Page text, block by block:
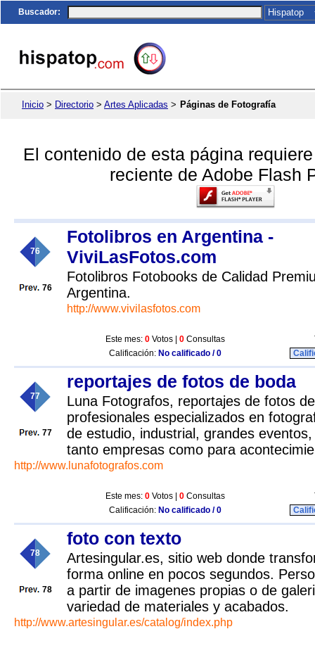
Buscador:
Inicio > Directorio > Artes Aplicadas > Páginas de Fotografía
El contenido de esta página
reciente de Adobe Flash
76
76
Fotolibros en Argentina -
ViviLasFotos.com
Fotolibros Fotobooks de Calidad
Argentina.
http://www.vivilasfotos.com
Este mes: 0 Votos | 0 Consultas
Calificación: No calificado / 0
77
77
reportajes de fotos de boda
Luna Fotografos, reportajes de fotos
profesionales especializados en
de estudio, industrial, grandes
tanto empresas como para
http://www.lunafotografos.com
Este mes: 0 Votos | 0 Consultas
Calificación: No calificado / 0
78
78
foto con texto
Artesingular.es, sitio web donde
forma online en pocos segundos.
a partir de imagenes propias o de
variedad de materiales y acabados.
http://www.artesingular.es/catalog/index.php